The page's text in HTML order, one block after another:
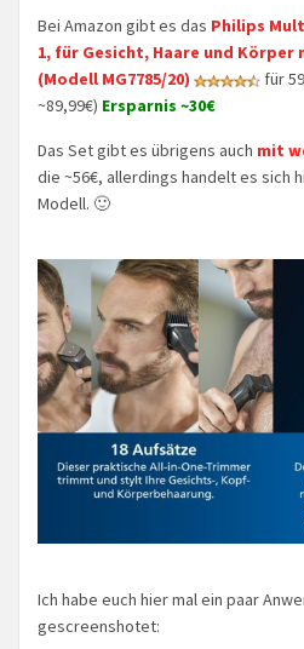
Bei Amazon gibt es das Philips
1, für Gesicht, Haare und Körper
(Modell MG7785/20)
für
~89,99€) Ersparnis ~30€
Das Set gibt es übrigens auch mit
die ~56€, allerdings handelt es sich
Modell. 🙂
Ich habe euch hier mal ein paar
gescreenshotet: